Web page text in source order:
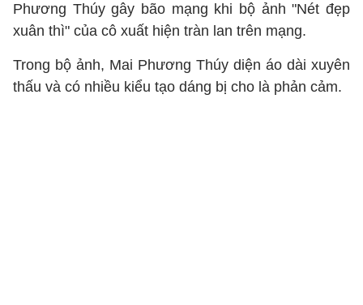
Phương Thúy gây bão mạng khi bộ ảnh "Nét đẹp
xuân thì" của cô xuất hiện tràn lan trên mạng.
Trong bộ ảnh, Mai Phương Thúy diện áo dài xuyên
thấu và có nhiều kiểu tạo dáng bị cho là phản cảm.